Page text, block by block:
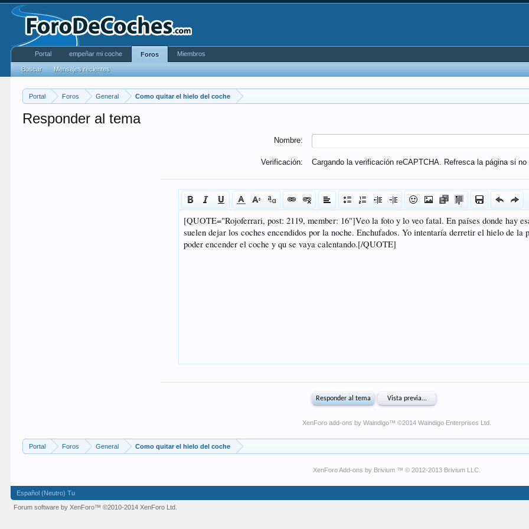
Portal Foros General Como quitar el hielo del coche
Responder al tema
Nombre:
Verificación: Cargando la verificación reCAPTCHA. Refresca la página si no
XenForo add-ons by Waindigo™ ©2014 Waindigo Enterprises Ltd
Portal Foros General Como quitar el hielo del coche
XenForo Add-ons by Brivium ™ © 2012-2013 Brivium LLC.
Portal empeñar mi coche Foros
Buscar Mensajes recientes
Miembros
Español (Neutro) Tu
Forum software by XenForo™©2010-2014 XenForo Ltd.